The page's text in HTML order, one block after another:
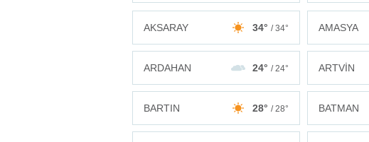
AKSARAY 34° / 34° AMASYA
ARDAHAN 24° / 24° ARTVİN
BARTIN 28° / 28° BATMAN